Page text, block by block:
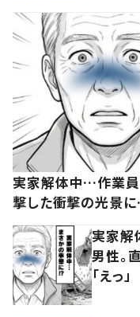
実家解体中…作業員
撃した衝撃の光景に
実家解
男性。
「えっ」